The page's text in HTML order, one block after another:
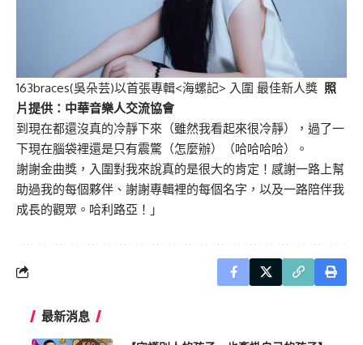
163braces(吳朵芸)以首張專輯<海螺記> 入圍 最佳新人獎 照
片提供：中華音樂人交流協會
到現在都還沒真的冷靜下來（雖然我看起來很冷靜），過了一
下現在腦袋裡還是只有震驚（怎麼辦）（哈哈哈哈）。
謝謝金曲獎，入圍對我來說真的是很大的肯定！感謝一路上幫
助過我的每個夥伴、謝謝專輯裡的每個名字，以及一路陪伴我
成長的觀眾。哈利路亞！」
最新消息